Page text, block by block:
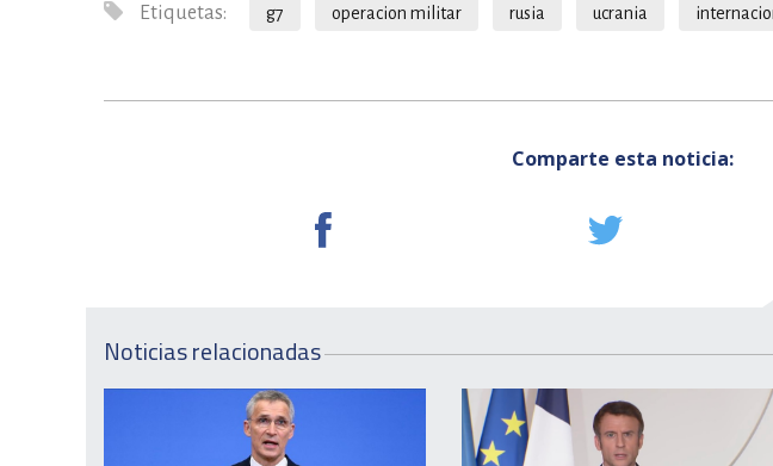
Etiquetas: g7 operacion militar rusia ucrania
Comparte esta noticia:
Noticias relacionadas